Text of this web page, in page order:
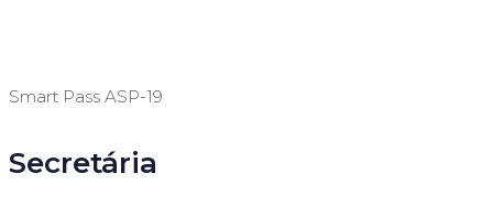
Smart Pass ASP-19
Secretária